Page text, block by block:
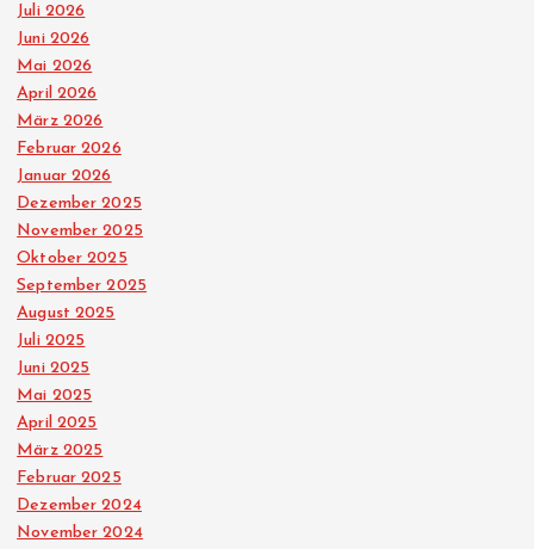
Juli 2026
Juni 2026
Mai 2026
April 2026
März 2026
Februar 2026
Januar 2026
Dezember 2025
November 2025
Oktober 2025
September 2025
August 2025
Juli 2025
Juni 2025
Mai 2025
April 2025
März 2025
Februar 2025
Dezember 2024
November 2024